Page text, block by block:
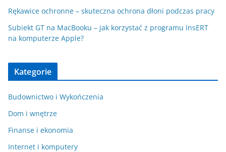
Rękawice ochronne – skuteczna ochrona dłoni podczas pracy
Subiekt GT na MacBooku – jak korzystać z programu InsERT
na komputerze Apple?
Kategorie
Budownictwo i Wykończenia
Dom i wnętrze
Finanse i ekonomia
Internet i komputery